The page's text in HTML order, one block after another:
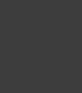
Formen på
passer fint på
Rund knott – tidløs
T-knott – moderne